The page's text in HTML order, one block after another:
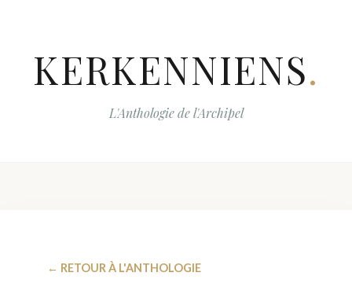
KERKENNIENS.
L'Anthologie de l'Archipel
← RETOUR À L'ANTHOLOGIE